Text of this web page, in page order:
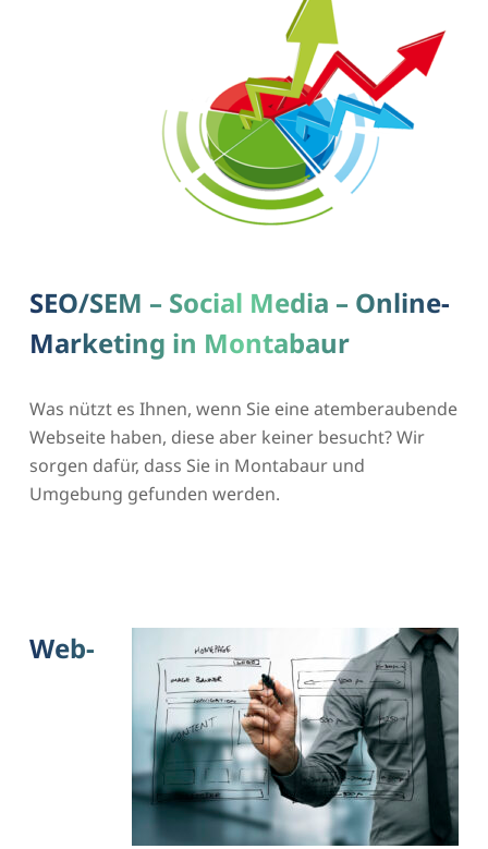
SEO/SEM – Social Media – Online-
Marketing in Montabaur
Was nützt es Ihnen, wenn Sie eine atemberaubende
Webseite haben, diese aber keiner besucht? Wir
sorgen dafür, dass Sie in Montabaur und
Umgebung gefunden werden.
Web-